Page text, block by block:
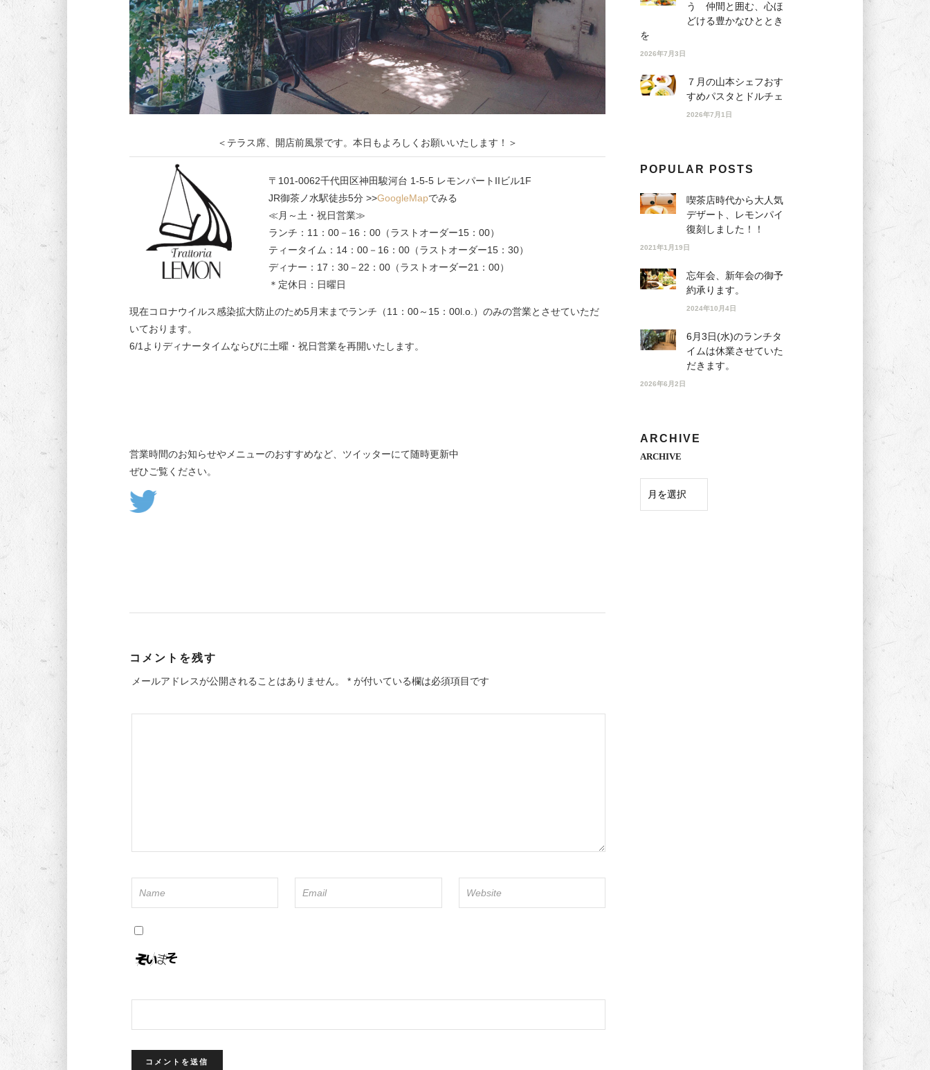
＜テラス席、開店前風景です。本日もよろしくお願いいたします！＞
〒101-0062千代田区神田駿河台 1-5-5 レモンパートIIビル1F
JR御茶ノ水駅徒歩5分 >>GoogleMapでみる
≪月～土・祝日営業≫
ランチ：11：00－16：00（ラストオーダー15：00）
ティータイム：14：00－16：00（ラストオーダー15：30）
ディナー：17：30－22：00（ラストオーダー21：00）
＊定休日：日曜日
現在コロナウイルス感染拡大防止のため5月末までランチ（11：00～15：00l.o.）のみの営業とさせていただ
いております。
6/1よりディナータイムならびに土曜・祝日営業を再開いたします。
営業時間のお知らせやメニューのおすすめなど、ツイッターにて随時更新中
ぜひご覧ください。
コメントを残す
メールアドレスが公開されることはありません。 *が付いている欄は必須項目です
う 仲間と囲む、心ほ
どける豊かなひととき
を
2026年7月3日
７月の山本シェフおす
すめパスタとドルチェ
2026年7月1日
POPULAR POSTS
喫茶店時代から大人気
デザート、レモンパイ
復刻しました！！
2021年1月19日
忘年会、新年会の御予
約承ります。
2024年10月4日
6月3日(水)のランチタ
イムは休業させていた
だきます。
2026年6月2日
ARCHIVE
ARCHIVE